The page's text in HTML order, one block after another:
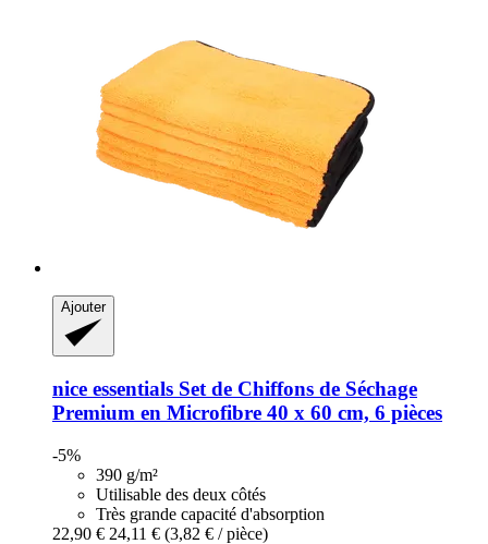
Ajouter
nice essentials Set de Chiffons de Séchage
Premium en Microfibre 40 x 60 cm, 6 pièces
-5%
390 g/m²
Utilisable des deux côtés
Très grande capacité d'absorption
22,90 € 24,11 € (3,82 € / pièce)